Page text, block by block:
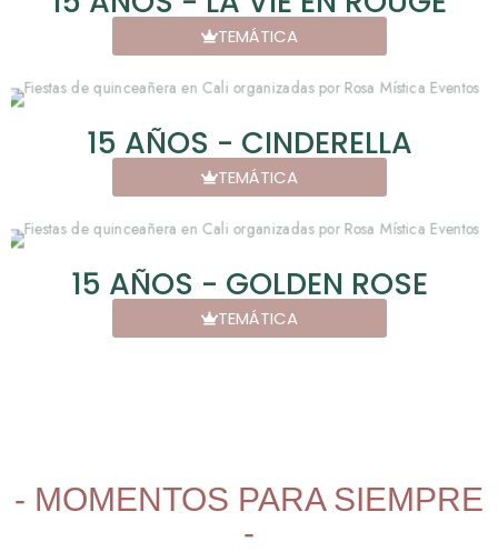
TEMÁTICA
15 AÑOS - CINDERELLA
TEMÁTICA
15 AÑOS - GOLDEN ROSE
TEMÁTICA
- MOMENTOS PARA SIEMPRE
-